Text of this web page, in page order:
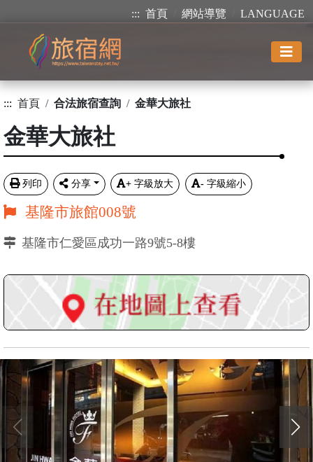
::: 首頁 網站導覽 LANGUAGE
::: 首頁 合法旅宿查詢 金華大旅社
金華大旅社
列印 分享 + 字級放大 - 字級縮小
基隆市旅館008號
基隆市仁愛區成功一路9號5-8樓